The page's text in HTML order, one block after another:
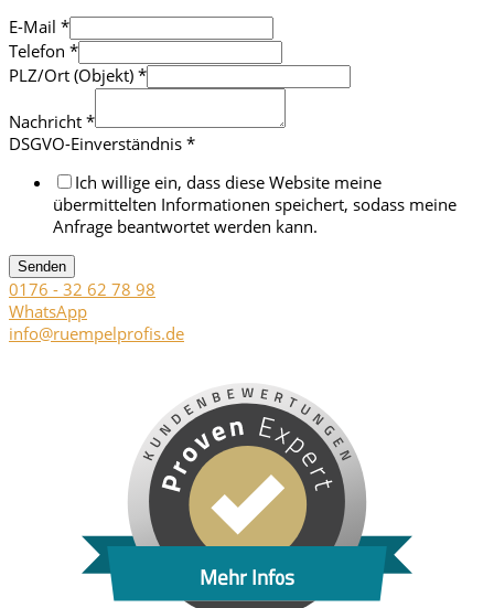
E-Mail *
Telefon *
PLZ/Ort (Objekt) *
Nachricht *
DSGVO-Einverständnis *
Ich willige ein, dass diese Website meine
übermittelten Informationen speichert, sodass meine
Anfrage beantwortet werden kann.
Senden
0176 - 32 62 78 98
WhatsApp
info@ruempelprofis.de
Mehr Infos